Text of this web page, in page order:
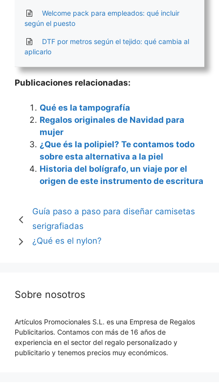
Welcome pack para empleados: qué incluir
según el puesto
DTF por metros según el tejido: qué cambia al
aplicarlo
Publicaciones relacionadas:
Qué es la tampografía
Regalos originales de Navidad para
mujer
¿Que és la polipiel? Te contamos todo
sobre esta alternativa a la piel
Historia del bolígrafo, un viaje por el
origen de este instrumento de escritura
Guía paso a paso para diseñar camisetas
serigrafiadas
¿Qué es el nylon?
Sobre nosotros
Artículos Promocionales S.L. es una Empresa de Regalos
Publicitarios. Contamos con más de 16 años de
experiencia en el sector del regalo personalizado y
publicitario y tenemos precios muy económicos.